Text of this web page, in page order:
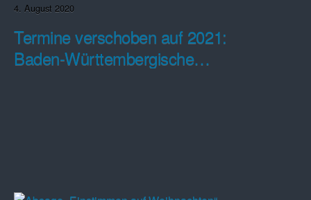
4. August 2020
Termine verschoben auf 2021:
Baden-Württembergische